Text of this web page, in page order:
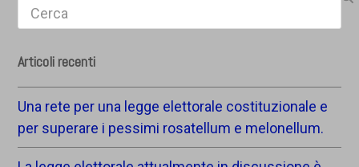
Search
Articoli recenti
Una rete per una legge elettorale costituzionale e
per superare i pessimi rosatellum e melonellum.